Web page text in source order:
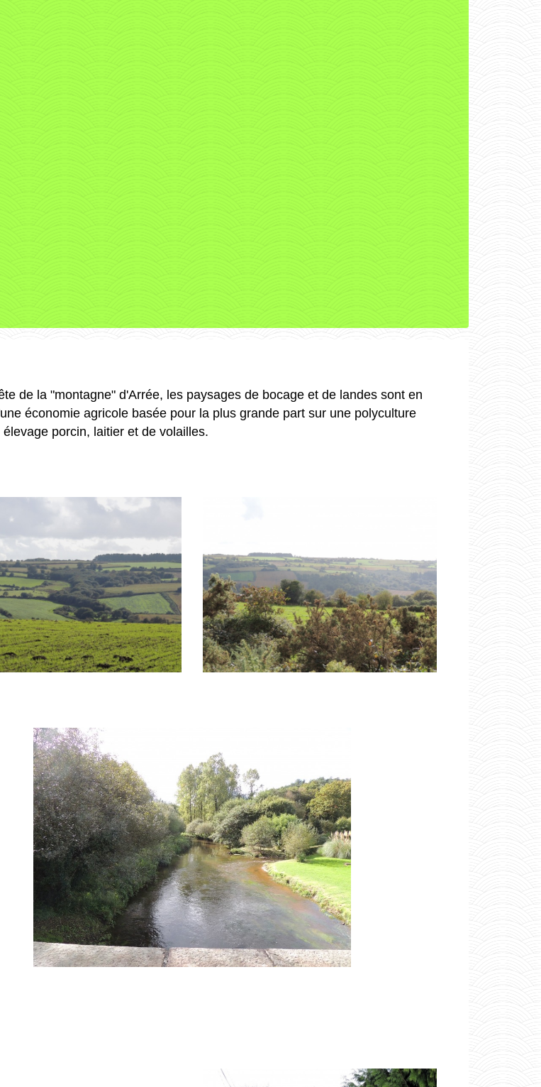
de la "montagne" d'Arrée, les paysages de bocage et de landes sont en
économie agricole basée pour la plus grande part sur une polyculture
porcin, laitier et de volailles.